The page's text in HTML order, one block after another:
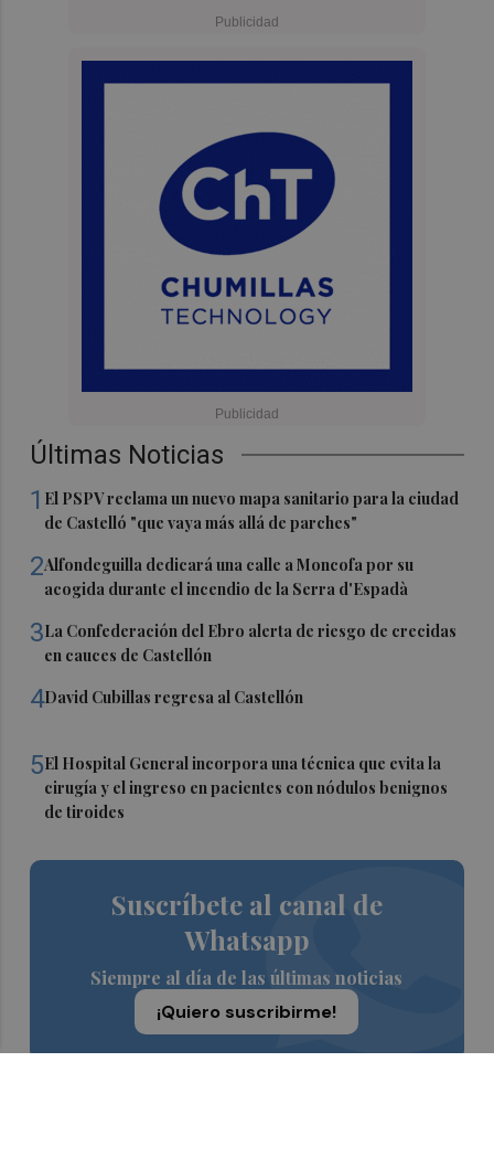
Últimas Noticias
1 El PSPV reclama un nuevo mapa sanitario para la ciudad
de Castelló "que vaya más allá de parches"
2Alfondeguilla dedicará una calle a Moncofa por su
acogida durante el incendio de la Serra d'Espadà
3La Confederación del Ebro alerta de riesgo de crecidas
en cauces de Castellón
4David Cubillas regresa al Castellón
5El Hospital General incorpora una técnica que evita la
cirugía y el ingreso en pacientes con nódulos benignos
de tiroides
Suscríbete al canal de
Whatsapp
Siempre al día de las últimas noticias
¡Quiero suscribirme!